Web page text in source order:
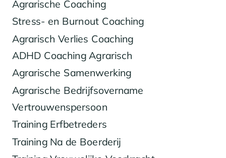
Agrarische Coaching
Stress- en Burnout Coaching
Agrarisch Verlies Coaching
ADHD Coaching Agrarisch
Vertrouwenspersoon
Training Erfbetreders
Training Na de Boerderij
Agrarische Samenwerking
Agrarische Bedrijfsovername